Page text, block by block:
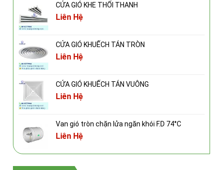
CỬA GIÓ KHE THỔI THANH
Liên Hệ
CỬA GIÓ KHUẾCH TÁN TRÒN
Liên Hệ
CỬA GIÓ KHUẾCH TÁN VUÔNG
Liên Hệ
Van gió tròn chặn lửa ngăn khói F.D 74°C
Liên Hệ